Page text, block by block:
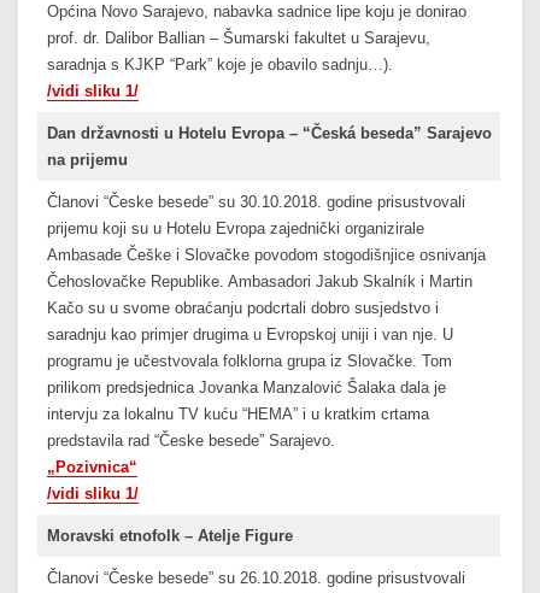
Općina Novo Sarajevo, nabavka sadnice lipe koju je donirao
prof. dr. Dalibor Ballian – Šumarski fakultet u Sarajevu,
saradnja s KJKP “Park” koje je obavilo sadnju…).
/vidi sliku 1/
Dan državnosti u Hotelu Evropa – “Česká beseda” Sarajevo
na prijemu
Članovi “Česke besede” su 30.10.2018. godine prisustvovali
prijemu koji su u Hotelu Evropa zajednički organizirale
Ambasade Češke i Slovačke povodom stogodišnjice osnivanja
Čehoslovačke Republike. Ambasadori Jakub Skalník i Martin
Kačo su u svome obraćanju podcrtali dobro susjedstvo i
saradnju kao primjer drugima u Evropskoj uniji i van nje. U
programu je učestvovala folklorna grupa iz Slovačke. Tom
prilikom predsjednica Jovanka Manzalović Šalaka dala je
intervju za lokalnu TV kuću “HEMA” i u kratkim crtama
predstavila rad “Česke besede” Sarajevo.
„Pozivnica“
/vidi sliku 1/
Moravski etnofolk – Atelje Figure
Članovi “Česke besede” su 26.10.2018. godine prisustvovali